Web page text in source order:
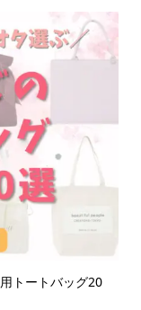
トートバッグ20